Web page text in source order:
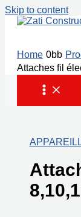
Skip to content
Home
Attaches fil